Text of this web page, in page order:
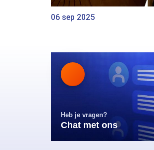
06 sep 2025
Heb je vragen?
Chat met ons